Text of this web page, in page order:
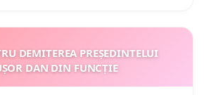
DEMITEREA PREȘEDINTELUI
DAN DIN FUNCȚIE